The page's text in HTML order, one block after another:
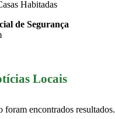
de Segurança
Locais
foram encontrados resultados.